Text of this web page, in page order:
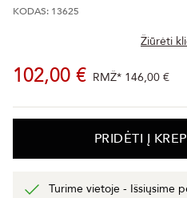
KODAS: 13625
Žiūrėti
102,00 € RMŽ* 146,00 €
PRIDĖTI Į
Turime vietoje - Išsiųsime